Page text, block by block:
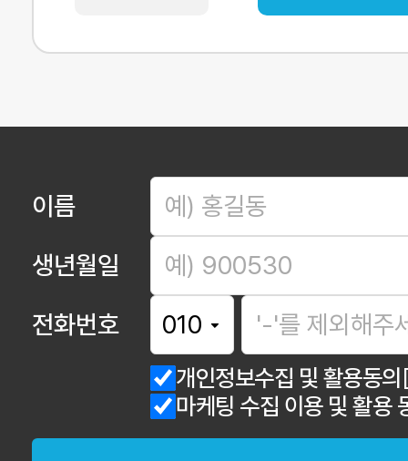
이름
생년월일
전화번호
개인정보수집 및 활용동의
마케팅 수집 이용 및 활용